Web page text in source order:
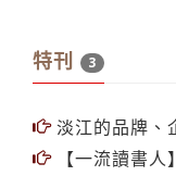
特刊 3
淡江的品牌、
【一流讀書人